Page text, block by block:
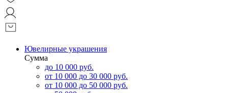
Ювелирные украшения
Сумма
до 10 000 руб.
от 10 000 до 30 000 руб.
от 10 000 до 50 000 руб.